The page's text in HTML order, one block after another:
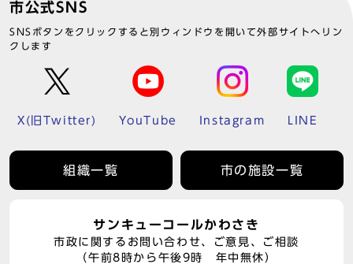
市公式SNS
SNSボタンをクリックすると別ウィンドウを開いて外部サイトへリン
クします
X(旧Twitter) YouTube Instagram LINE
組織一覧 市の施設一覧
サンキューコールかわさき
市政に関するお問い合わせ、ご意見、ご相談
（午前8時から午後9時 年中無休）